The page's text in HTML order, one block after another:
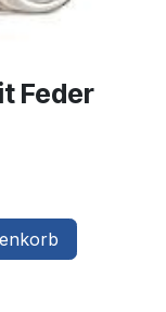
Feder